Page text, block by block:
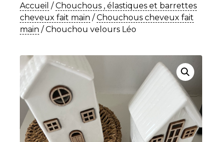
Accueil /Chouchous , élastiques et barrettes
cheveux fait main /Chouchous cheveux fait
main / Chouchou velours Léo